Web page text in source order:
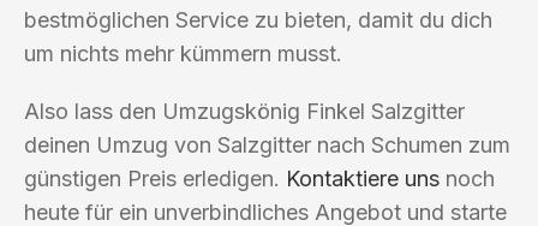
bestmöglichen Service zu bieten, damit du dich
um nichts mehr kümmern musst.
Also lass den Umzugskönig Finkel Salzgitter
deinen Umzug von Salzgitter nach Schumen zum
günstigen Preis erledigen. Kontaktiere uns noch
heute für ein unverbindliches Angebot und starte